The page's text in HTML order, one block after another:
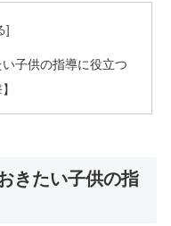
子供の指導に役立つ
きたい子供の指